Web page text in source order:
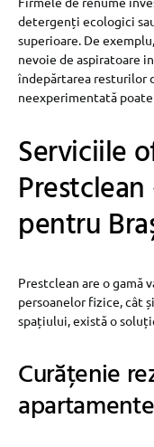
detergenți ecologici
superioare. De
nevoie de aspiratoare
îndepărtarea resturilor
neexperimentată
Serviciile
pentru
Prestclean are o gamă
persoanelor fizice, cât
spațiului, există o
Curățenie
apartamente